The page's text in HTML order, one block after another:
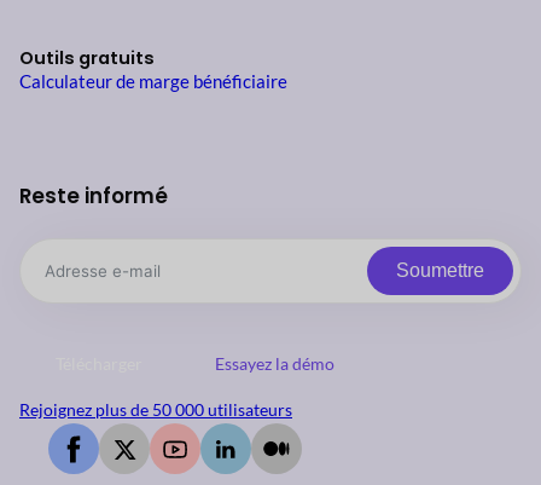
Outils gratuits
Calculateur de marge bénéficiaire
Reste informé
Soumettre
Essayez la démo
Rejoignez plus de 50 000 utilisateurs